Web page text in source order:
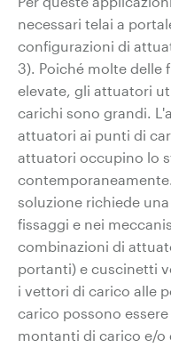
necessari telai a
configurazioni di
3). Poiché molte delle
elevate, gli attuatori
carichi sono grandi.
attuatori ai punti di
attuatori occupino lo
soluzione richiede
fissaggi e nei
combinazioni di
portanti) e cuscinetti
i vettori di carico alle
carico possono
montanti di carico e/o